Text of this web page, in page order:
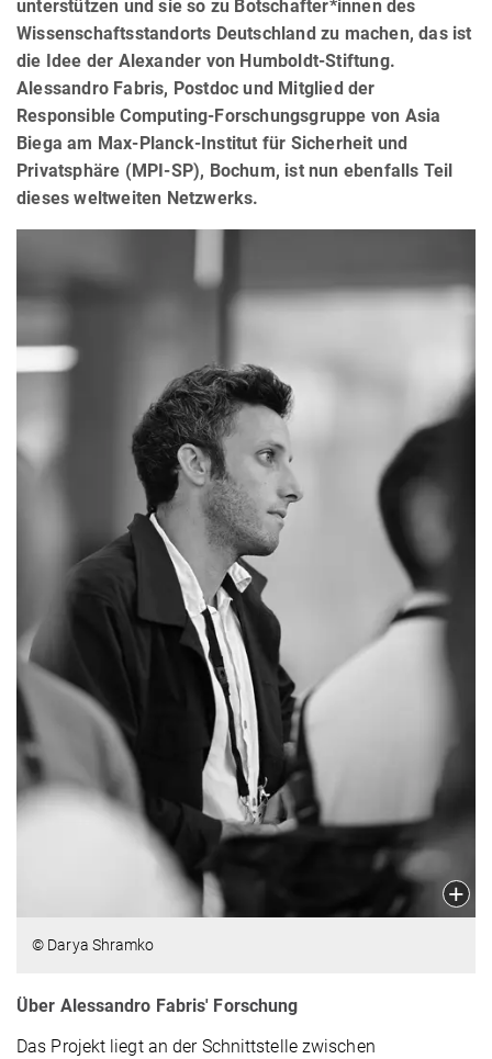
unterstützen und sie so zu Botschafter*innen des
Wissenschaftsstandorts Deutschland zu machen, das ist
die Idee der Alexander von Humboldt-Stiftung.
Alessandro Fabris, Postdoc und Mitglied der
Responsible Computing-Forschungsgruppe von Asia
Biega am Max-Planck-Institut für Sicherheit und
Privatsphäre (MPI-SP), Bochum, ist nun ebenfalls Teil
dieses weltweiten Netzwerks.
© Darya Shramko
Über Alessandro Fabris' Forschung
Das Projekt liegt an der Schnittstelle zwischen